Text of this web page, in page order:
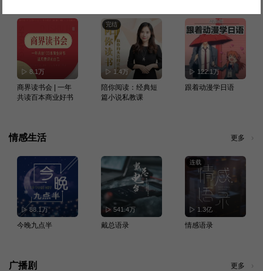
8.1万
商界读书会 | 一年
共读百本商业好书
1.4万
完结
陪你阅读：经典短
篇小说私教课
122.1万
跟着动漫学日语
情感生活 更多
88.1万
今晚九点半
541.4万
戴总语录
1.3亿
连载
情感语录
广播剧 更多